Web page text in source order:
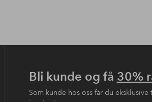
Bli kunde og få 30%
Som kunde hos oss får du